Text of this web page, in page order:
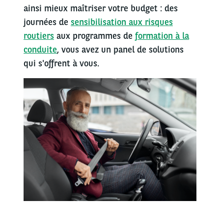
ainsi mieux maîtriser votre budget : des
journées de sensibilisation aux risques
routiers aux programmes de formation à la
conduite, vous avez un panel de solutions
qui s'offrent à vous.